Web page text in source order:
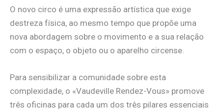
O novo circo é uma expressão artística que exige
destreza física, ao mesmo tempo que propõe uma
nova abordagem sobre o movimento e a sua relação
com o espaço, o objeto ou o aparelho circense.
Para sensibilizar a comunidade sobre esta
complexidade, o «Vaudeville Rendez-Vous» promove
três oficinas para cada um dos três pilares essenciais